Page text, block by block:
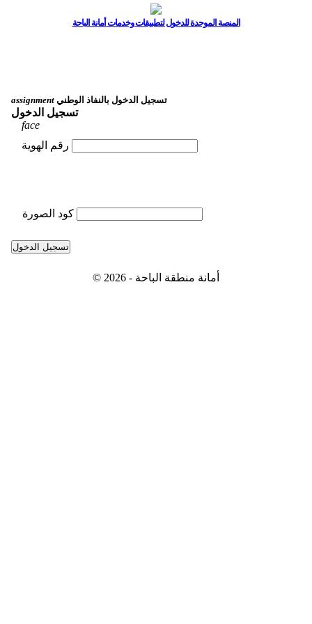
المنصة الموحدة للدخول لتطبيقات وخدمات أمانة الباحة
assignment تسجيل الدخول بالنفاذ الوطني
تسجيل الدخول
face
رقم الهوية
كود الصورة
تسجيل الدخول
© 2026 - أمانة منطقة الباحة